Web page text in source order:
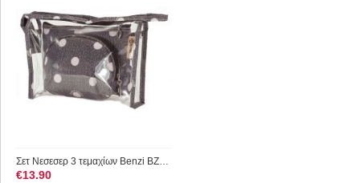
Σετ Νεσεσερ 3 τεμαχίων Benzi BZ5063 Μαύρο
€13.90